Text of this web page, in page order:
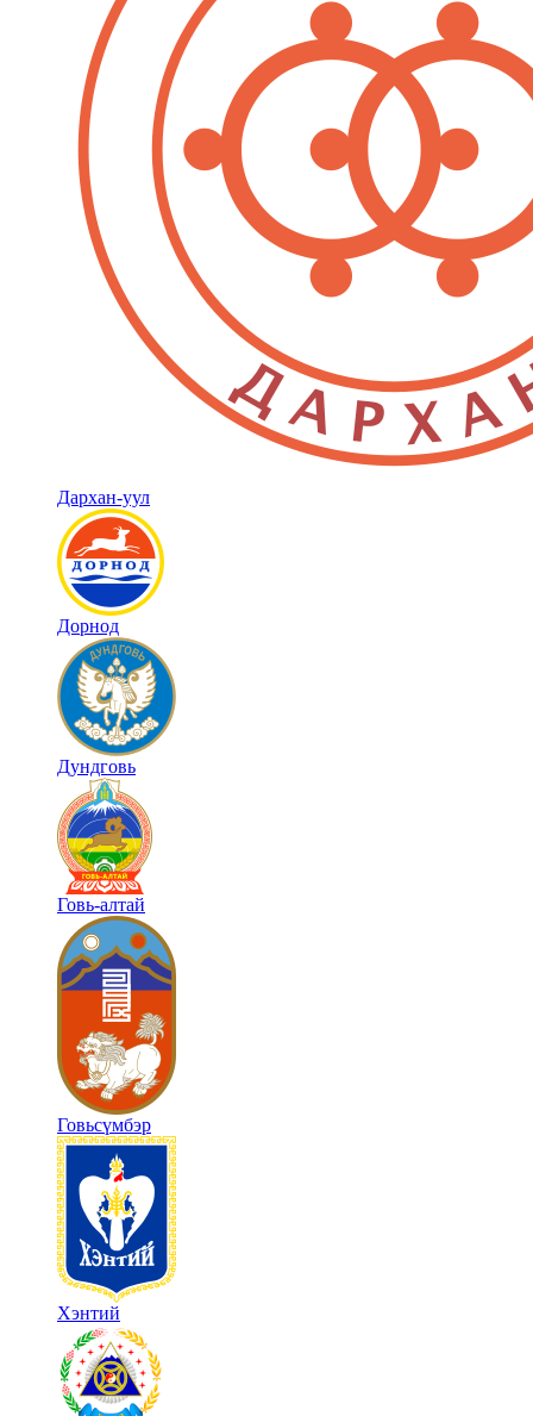
Дархан-уул
Дорнод
Дундговь
Говь-алтай
Говьсүмбэр
Хэнтий